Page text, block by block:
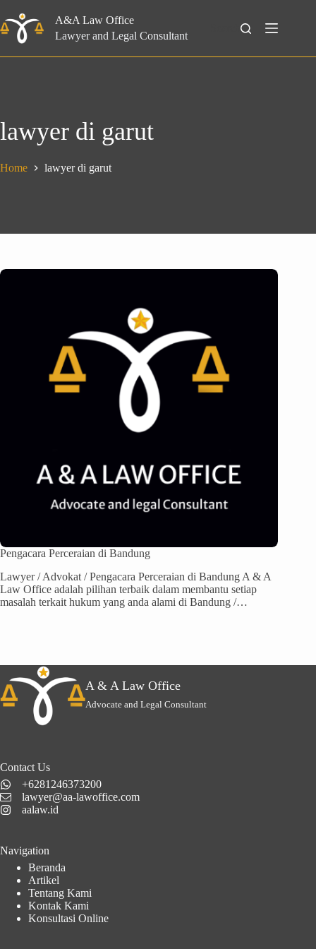
to
content
A&A Law Office
Lawyer and Legal Consultant
Search
lawyer di garut
Home lawyer di garut
Pengacara Perceraian di Bandung
Lawyer / Advokat / Pengacara Perceraian di Bandung A & A
Law Office adalah pilihan terbaik dalam membantu setiap
masalah terkait hukum yang anda alami di Bandung /…
A & A Law Office
Advocate and Legal Consultant
Contact Us
+6281246373200
lawyer@aa-lawoffice.com
aalaw.id
Navigation
Beranda
Artikel
Tentang Kami
Kontak Kami
Konsultasi Online